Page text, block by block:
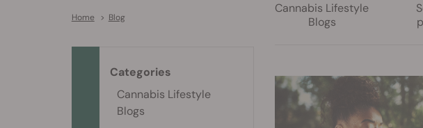
Home > Blog
Cannabis Lifestyle
Blogs
Categories
Cannabis Lifestyle
Blogs